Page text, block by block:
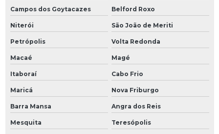
Campos dos Goytacazes Belford Roxo
Niterói São João de Meriti
Petrópolis Volta Redonda
Macaé Magé
Itaboraí Cabo Frio
Maricá Nova Friburgo
Barra Mansa Angra dos Reis
Mesquita Teresópolis